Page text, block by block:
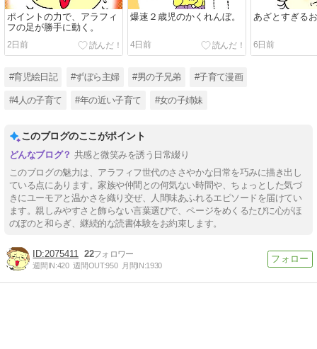
ポイントの力で、アラフィ
フの足が勝手に動く。
2日前
爆速２歳児のかくれんぼ。
4日前
あざとすぎる
6日前
#育児絵日記 #ずぼら主婦 #男の子兄弟 #子育て漫画
#4人の子育て #年の近い子育て #女の子姉妹
このブログのここがポイント
共感と微笑みを誘う日常綴り
このブログの魅力は、アラフィフ世代のささやかな日常を巧みに描き出し
ている点にあります。家族や仲間との何気ない時間や、ちょっとした気づ
きにユーモアと温かさを織り交ぜ、人間味あふれるエピソードを届けてい
ます。親しみやすさと飾らない言葉選びで、ページをめくるたびに心がほ
のぼのと和らぎ、継続的な読書体験をお約束します。
2075411 22
週間IN:420 週間OUT:950 月間IN:1930